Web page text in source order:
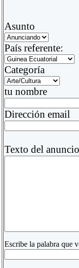
Asunto
País referente:
Categoría
tu nombre
Dirección email
Texto del anuncio
Escribe la palabra que